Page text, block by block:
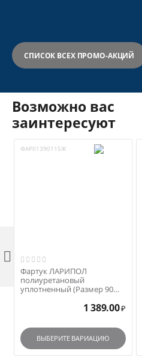
СПИСОК ВСЕХ ПРОМО-АКЦИЙ
Возможно вас
заинтересуют
ФАР01390115Ж
Фартук ЛАРИПОЛ
полиуретановый
уплотненный (Размер 90
арт.ФАР01390115Ж1 389.00 ₽
ВЫБЕРИТЕ ВАРИАЦИЮ
